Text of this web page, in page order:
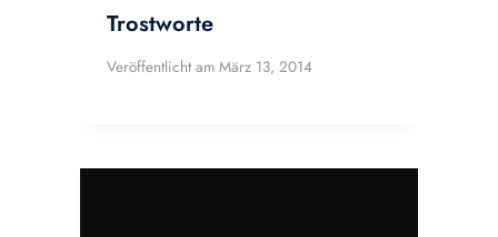
Trostworte
Veröffentlicht am März 13, 2014